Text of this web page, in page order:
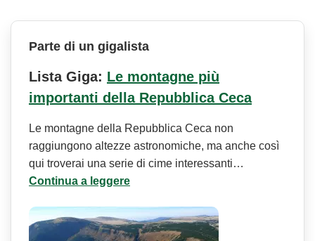
Parte di un gigalista
Lista Giga: Le montagne più
importanti della Repubblica Ceca
Le montagne della Repubblica Ceca non
raggiungono altezze astronomiche, ma anche così
qui troverai una serie di cime interessanti…
Continua a leggere